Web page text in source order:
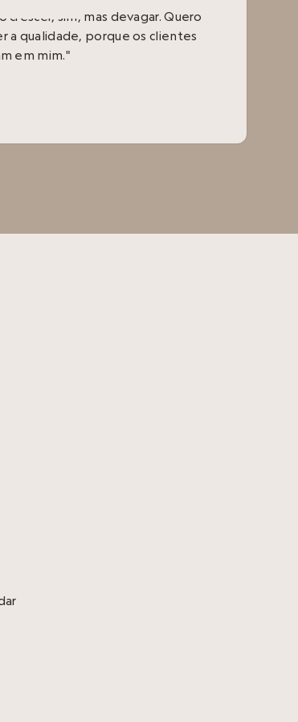
crescer, sim, mas devagar. Quero
a qualidade, porque os clientes
em mim."